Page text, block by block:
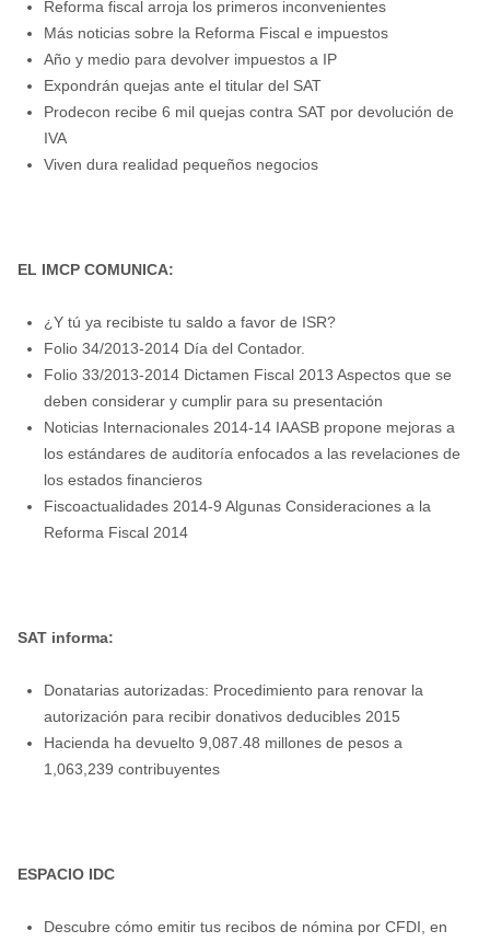
Reforma fiscal arroja los primeros inconvenientes
Más noticias sobre la Reforma Fiscal e impuestos
Año y medio para devolver impuestos a IP
Expondrán quejas ante el titular del SAT
Prodecon recibe 6 mil quejas contra SAT por devolución de
IVA
Viven dura realidad pequeños negocios
EL IMCP COMUNICA:
¿Y tú ya recibiste tu saldo a favor de ISR?
Folio 34/2013-2014 Día del Contador.
Folio 33/2013-2014 Dictamen Fiscal 2013 Aspectos que se
deben considerar y cumplir para su presentación
Noticias Internacionales 2014-14 IAASB propone mejoras a
los estándares de auditoría enfocados a las revelaciones de
los estados financieros
Fiscoactualidades 2014-9 Algunas Consideraciones a la
Reforma Fiscal 2014
SAT informa:
Donatarias autorizadas: Procedimiento para renovar la
autorización para recibir donativos deducibles 2015
Hacienda ha devuelto 9,087.48 millones de pesos a
1,063,239 contribuyentes
ESPACIO IDC
Descubre cómo emitir tus recibos de nómina por CFDI, en